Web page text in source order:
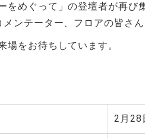
をめぐって」の登壇者が再
ンテーター、フロアの皆さ
場をお待ちしています。
2月 28